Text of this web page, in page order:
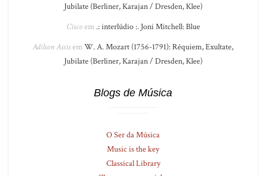
Jubilate (Berliner, Karajan / Dresden, Klee)
Ciscoem .: interlúdio :. Joni Mitchell: Blue
Adilson Assisem W. A. Mozart (1756-1791): Réquiem, Exultate,
Jubilate (Berliner, Karajan / Dresden, Klee)
Blogs de Música
O Ser da Música
Music is the key
Classical Library